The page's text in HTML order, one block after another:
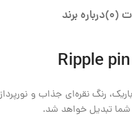
(0) درباره برند
رنگ نقره‌ای جذاب و
شما تبدیل خواهد شد.